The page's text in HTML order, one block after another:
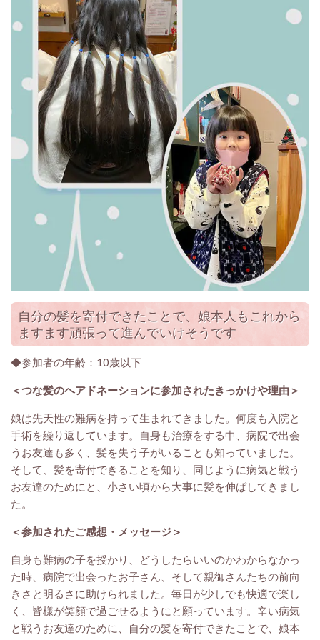
自分の髪を寄付できたことで、娘本人もこれから
ますます頑張って進んでいけそうです
◆参加者の年齢：10歳以下
＜つな髪のヘアドネーションに参加されたきっかけや理由＞
娘は先天性の難病を持って生まれてきました。何度も入院と
手術を繰り返しています。自身も治療をする中、病院で出会
うお友達も多く、髪を失う子がいることも知っていました。
そして、髪を寄付できることを知り、同じように病気と戦う
お友達のためにと、小さい頃から大事に髪を伸ばしてきまし
た。
＜参加されたご感想・メッセージ＞
自身も難病の子を授かり、どうしたらいいのかわからなかっ
た時、病院で出会ったお子さん、そして親御さんたちの前向
きさと明るさに助けられました。毎日が少しでも快適で楽し
く、皆様が笑顔で過ごせるようにと願っています。辛い病気
と戦うお友達のために、自分の髪を寄付できたことで、娘本